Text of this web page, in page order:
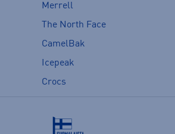
Merrell
The North Face
CamelBak
Icepeak
Crocs